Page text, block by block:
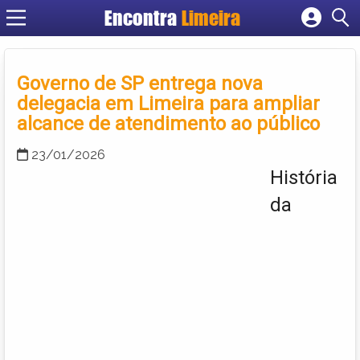
Encontra Limeira
Cadastrar empresa
Criar conta
Governo de SP entrega nova
delegacia em Limeira para ampliar
alcance de atendimento ao público
23/01/2026
História
da